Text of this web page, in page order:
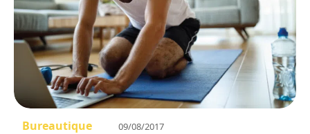
Bureautique 09/08/2017